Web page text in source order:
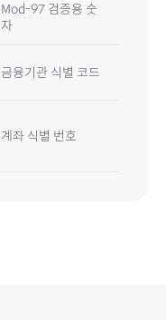
Mod-97 검증용 숫
자
금융기관 식별 코드
계좌 식별 번호